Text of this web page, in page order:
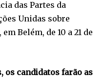
das Partes da
Unidas sobre
Belém, de 10 a 21 de
os candidatos farão as